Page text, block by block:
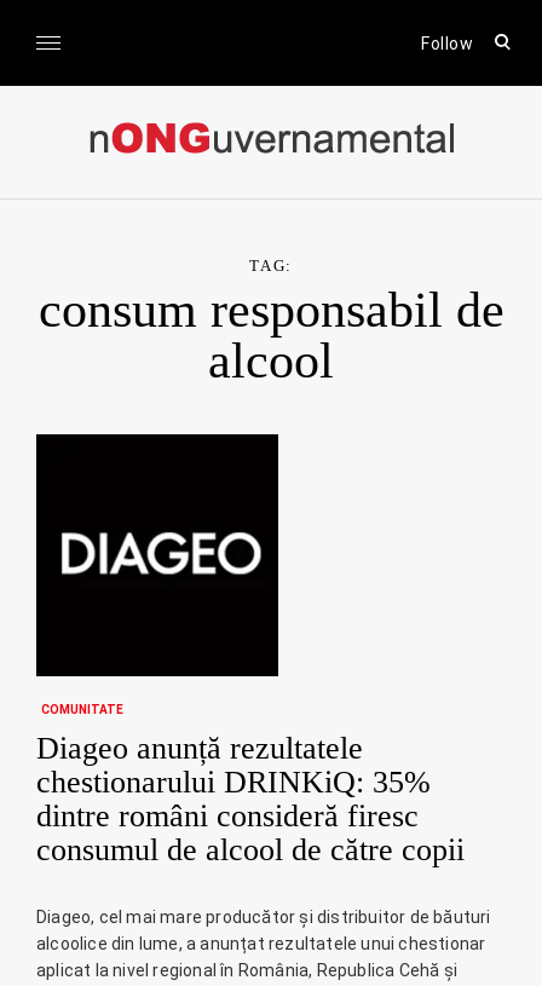
Follow
open
form
nONGuvernamental
TAG:
consum responsabil de
alcool
COMUNITATE
Diageo anunță rezultatele
chestionarului DRINKiQ: 35%
dintre români consideră firesc
consumul de alcool de către copii
Diageo, cel mai mare producător și distribuitor de băuturi
alcoolice din lume, a anunțat rezultatele unui chestionar
aplicat la nivel regional în România, Republica Cehă și